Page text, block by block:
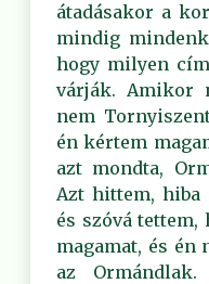
átadásakor a
mindig
hogy milyen
várják. Amikor
nem
én kértem
azt mondta,
Azt hittem, hiba
és szóvá
magamat, és én
az